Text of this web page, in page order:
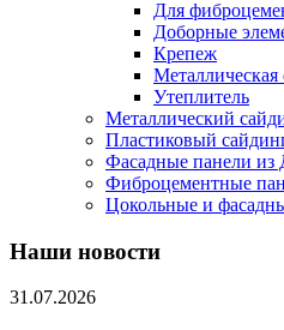
Для
Доборные
Крепеж
Металлическая
Утеплитель
Металлический
Пластиковый
Фасадные панели
Фиброцементные
Цокольные и
Наши новости
31.07.2026